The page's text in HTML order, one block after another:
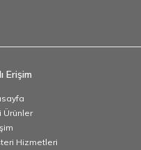
Erişim
Ürünler
Hizmetleri